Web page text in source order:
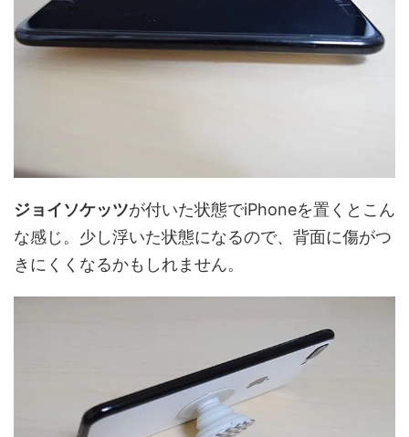
ジョイソケッツが付いた状態でiPhoneを置くとこん
な感じ。少し浮いた状態になるので、背面に傷がつ
きにくくなるかもしれません。